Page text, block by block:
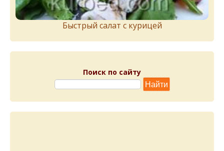
Быстрый салат с курицей
Поиск по сайту